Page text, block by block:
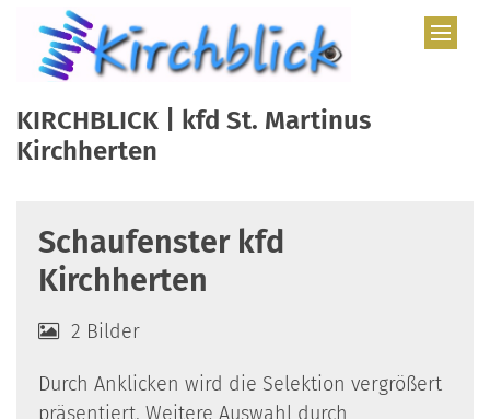
Zum Inhalt springen
KIRCHBLICK | kfd St. Martinus
Kirchherten
Schaufenster kfd
Kirchherten
2 Bilder
Durch Anklicken wird die Selektion vergrößert
präsentiert. Weitere Auswahl durch